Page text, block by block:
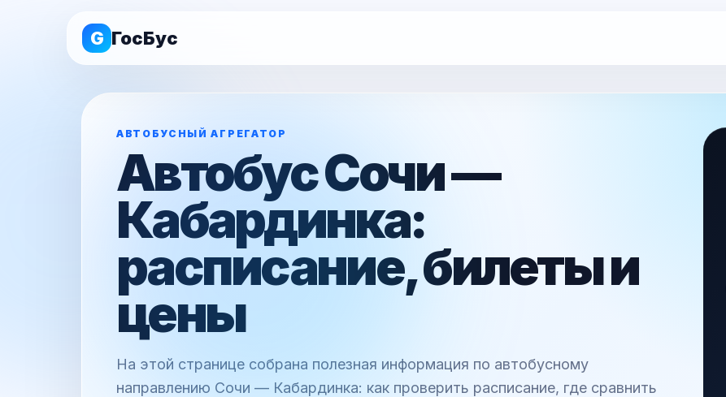
G ГосБус
АВТОБУСНЫЙ АГРЕГАТОР
Автобус Сочи —
Кабардинка:
расписание, билеты и
цены
На этой странице собрана полезная информация по автобусному
направлению Сочи — Кабардинка: как проверить расписание, где сравнить